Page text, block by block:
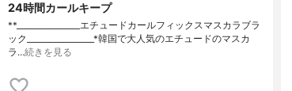
24時間カールキープ
**⁡________________⁡エチュード⁡カールフィックスマスカラブラ
ック⁡_________________⁡⁡*韓国で大人気のエチュードのマスカ
ラ…続きを見る